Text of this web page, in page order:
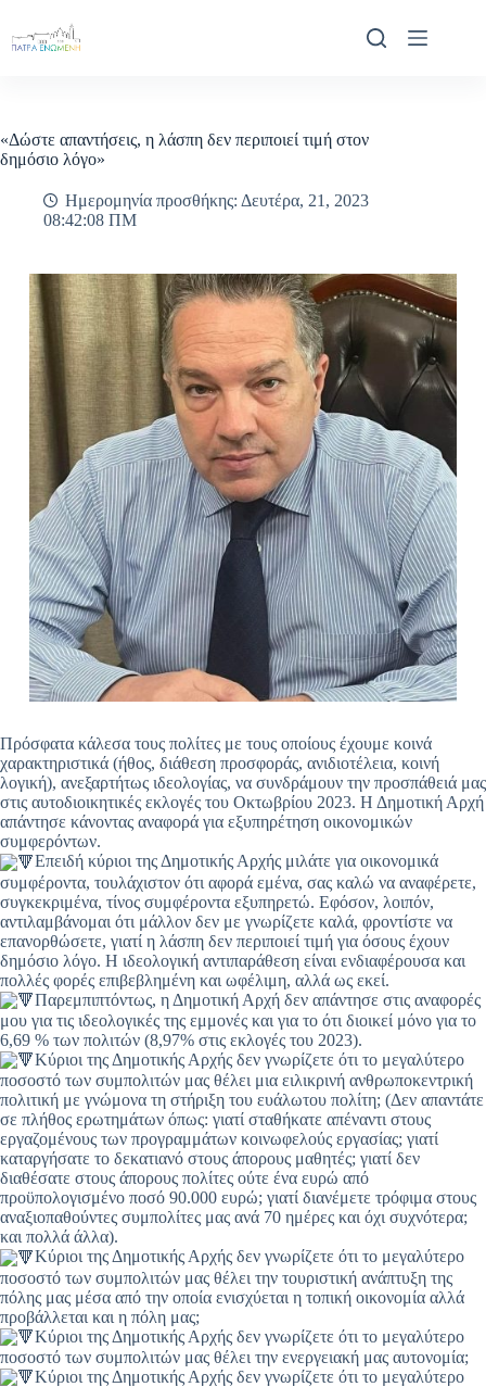
περιεχόμενο
«Δώστε απαντήσεις, η λάσπη δεν περιποιεί τιμή στον
δημόσιο λόγο»
Ημερομηνία προσθήκης: Δευτέρα, 21, 2023
08:42:08 ΠΜ
Πρόσφατα κάλεσα τους πολίτες με τους οποίους έχουμε κοινά
χαρακτηριστικά (ήθος, διάθεση προσφοράς, ανιδιοτέλεια, κοινή
λογική), ανεξαρτήτως ιδεολογίας, να συνδράμουν την προσπάθειά μας
στις αυτοδιοικητικές εκλογές του Οκτωβρίου 2023. Η Δημοτική Αρχή
απάντησε κάνοντας αναφορά για εξυπηρέτηση οικονομικών
συμφερόντων.
Επειδή κύριοι της Δημοτικής Αρχής μιλάτε για οικονομικά
συμφέροντα, τουλάχιστον ότι αφορά εμένα, σας καλώ να αναφέρετε,
συγκεκριμένα, τίνος συμφέροντα εξυπηρετώ. Εφόσον, λοιπόν,
αντιλαμβάνομαι ότι μάλλον δεν με γνωρίζετε καλά, φροντίστε να
επανορθώσετε, γιατί η λάσπη δεν περιποιεί τιμή για όσους έχουν
δημόσιο λόγο. Η ιδεολογική αντιπαράθεση είναι ενδιαφέρουσα και
πολλές φορές επιβεβλημένη και ωφέλιμη, αλλά ως εκεί.
Παρεμπιπτόντως, η Δημοτική Αρχή δεν απάντησε στις αναφορές
μου για τις ιδεολογικές της εμμονές και για το ότι διοικεί μόνο για το
6,69 % των πολιτών (8,97% στις εκλογές του 2023).
Κύριοι της Δημοτικής Αρχής δεν γνωρίζετε ότι το μεγαλύτερο
ποσοστό των συμπολιτών μας θέλει μια ειλικρινή ανθρωποκεντρική
πολιτική με γνώμονα τη στήριξη του ευάλωτου πολίτη; (Δεν απαντάτε
σε πλήθος ερωτημάτων όπως: γιατί σταθήκατε απέναντι στους
εργαζομένους των προγραμμάτων κοινωφελούς εργασίας; γιατί
καταργήσατε το δεκατιανό στους άπορους μαθητές; γιατί δεν
διαθέσατε στους άπορους πολίτες ούτε ένα ευρώ από
προϋπολογισμένο ποσό 90.000 ευρώ; γιατί διανέμετε τρόφιμα στους
αναξιοπαθούντες συμπολίτες μας ανά 70 ημέρες και όχι συχνότερα;
και πολλά άλλα).
Κύριοι της Δημοτικής Αρχής δεν γνωρίζετε ότι το μεγαλύτερο
ποσοστό των συμπολιτών μας θέλει την τουριστική ανάπτυξη της
πόλης μας μέσα από την οποία ενισχύεται η τοπική οικονομία αλλά
προβάλλεται και η πόλη μας;
Κύριοι της Δημοτικής Αρχής δεν γνωρίζετε ότι το μεγαλύτερο
ποσοστό των συμπολιτών μας θέλει την ενεργειακή μας αυτονομία;
Κύριοι της Δημοτικής Αρχής δεν γνωρίζετε ότι το μεγαλύτερο